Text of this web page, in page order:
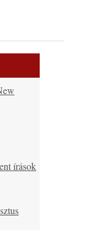
írások